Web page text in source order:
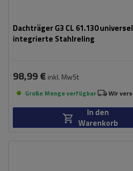
Dachträger G3 CL 61.130
integrierte Stahlreling
98,99 € inkl. MwSt
Große Menge verfügbar Wir
In den
Warenkorb